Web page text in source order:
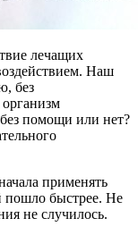
лечащих
Наш
без
помощи или нет?
применять
пошло быстрее. Не
не случилось.